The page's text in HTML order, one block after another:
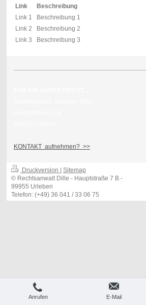
Link
Beschreibung
Link 1
Beschreibung 1
Link 2
Beschreibung 2
Link 3
Beschreibung 3
KONTAKT aufnehmen? >>
Druckversion | Sitemap
© Rechtsanwalt Dille - Hauptstraße 7 B -
99955 Urleben
Telefon: (+49) 36 041 / 33 06 75
Anrufen E-Mail